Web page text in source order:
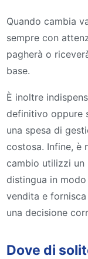
Quando cambia
sempre con
pagherà o
base.
È inoltre
definitivo oppure
una spesa di
costosa. Infine, è
cambio utilizzi un
distingua in
vendita e
una decisione
Dove di